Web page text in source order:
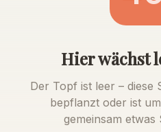
Hier wächst
Der Topf ist leer – diese
bepflanzt oder ist
gemeinsam etwas